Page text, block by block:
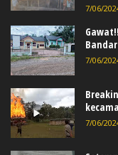
7/06/
7/06/
7/06/